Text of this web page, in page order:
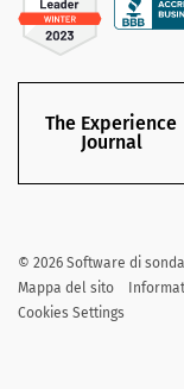
The Experience
Journal
© 2026 Software di
Mappa del sito
Cookies Settings